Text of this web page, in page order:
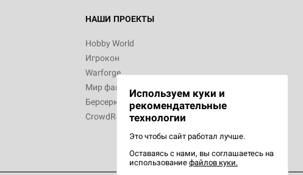
НАШИ ПРОЕКТЫ
Hobby World
Игрокон
Warforge
Мир фантастики
Берсерк
CrowdRepublic
Используем куки и
рекомендательные
технологии
Это чтобы сайт работал лучше.
Оставаясь с нами, вы соглашаетесь на
использование файлов куки.